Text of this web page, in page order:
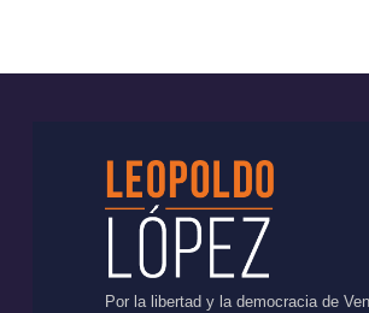
Por la libertad y la democracia de